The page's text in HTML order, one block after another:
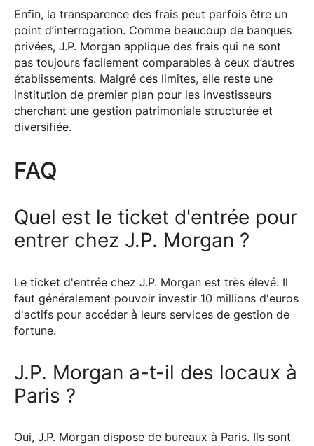
Enfin, la transparence des frais peut parfois être un
point d’interrogation. Comme beaucoup de banques
privées, J.P. Morgan applique des frais qui ne sont
pas toujours facilement comparables à ceux d’autres
établissements. Malgré ces limites, elle reste une
institution de premier plan pour les investisseurs
cherchant une gestion patrimoniale structurée et
diversifiée.
FAQ
Quel est le ticket d'entrée pour
entrer chez J.P. Morgan ?
Le ticket d'entrée chez J.P. Morgan est très élevé. Il
faut généralement pouvoir investir 10 millions d'euros
d'actifs pour accéder à leurs services de gestion de
fortune.
J.P. Morgan a-t-il des locaux à
Paris ?
Oui, J.P. Morgan dispose de bureaux à Paris. Ils sont